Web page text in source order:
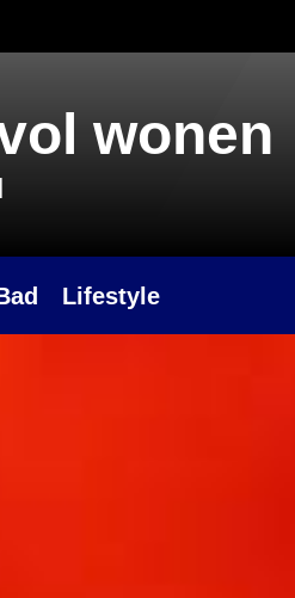
wonen
Lifestyle